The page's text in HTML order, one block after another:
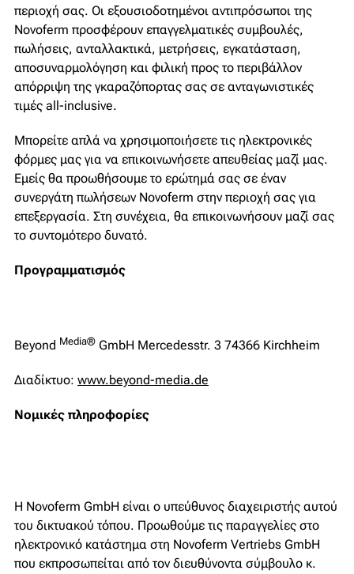
περιοχή σας. Οι εξουσιοδοτημένοι αντιπρόσωποι της
Novoferm προσφέρουν επαγγελματικές συμβουλές,
πωλήσεις, ανταλλακτικά, μετρήσεις, εγκατάσταση,
αποσυναρμολόγηση και φιλική προς το περιβάλλον
απόρριψη της γκαραζόπορτας σας σε ανταγωνιστικές
τιμές all-inclusive.
Μπορείτε απλά να χρησιμοποιήσετε τις ηλεκτρονικές
φόρμες μας για να επικοινωνήσετε απευθείας μαζί μας.
Εμείς θα προωθήσουμε το ερώτημά σας σε έναν
συνεργάτη πωλήσεων Novoferm στην περιοχή σας για
επεξεργασία. Στη συνέχεια, θα επικοινωνήσουν μαζί σας
το συντομότερο δυνατό.
Προγραμματισμός
Beyond Media® GmbH Mercedesstr. 3 74366 Kirchheim
Διαδίκτυο: www.beyond-media.de
Νομικές πληροφορίες
Η Novoferm GmbH είναι ο υπεύθυνος διαχειριστής αυτού
του δικτυακού τόπου. Προωθούμε τις παραγγελίες στο
ηλεκτρονικό κατάστημα στη Novoferm Vertriebs GmbH
που εκπροσωπείται από τον διευθύνοντα σύμβουλο κ.